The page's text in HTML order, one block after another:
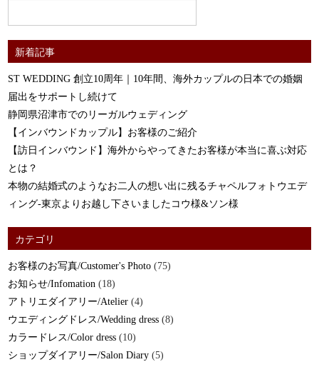
新着記事
ST WEDDING 創立10周年｜10年間、海外カップルの日本での婚姻
届出をサポートし続けて
静岡県沼津市でのリーガルウェディング
【インバウンドカップル】お客様のご紹介
【訪日インバウンド】海外からやってきたお客様が本当に喜ぶ対応
とは？
本物の結婚式のようなお二人の想い出に残るチャペルフォトウエデ
ィング-東京よりお越し下さいましたコウ様&ソン様
カテゴリ
お客様のお写真/Customer's Photo (75)
お知らせ/Infomation (18)
アトリエダイアリー/Atelier (4)
ウエディングドレス/Wedding dress (8)
カラードレス/Color dress (10)
ショップダイアリー/Salon Diary (5)